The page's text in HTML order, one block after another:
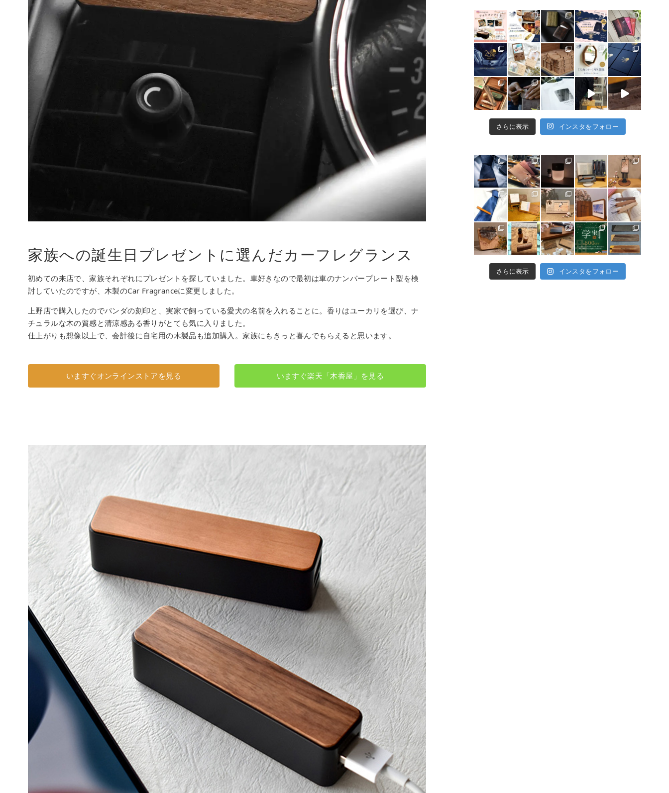
家族への誕生日プレゼントに選んだカーフレグランス
初めての来店で、家族それぞれにプレゼントを探していました。車好きなので最初は車のナンバープレート型を検
討していたのですが、木製のCar Fragranceに変更しました。
上野店で購入したのでパンダの刻印と、実家で飼っている愛犬の名前を入れることに。香りはユーカリを選び、ナ
チュラルな木の質感と清涼感ある香りがとても気に入りました。
仕上がりも想像以上で、会計後に自宅用の木製品も追加購入。家族にもきっと喜んでもらえると思います。
いますぐオンラインストアを見る いますぐ楽天「木香屋」を見る
さらに表示 インスタをフォロー
さらに表示 インスタをフォロー